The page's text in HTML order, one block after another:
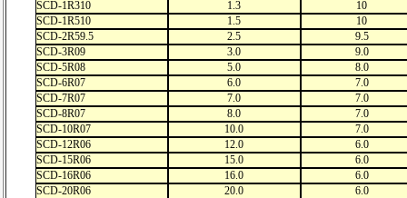
SCD-1R310
1.3
10
SCD-1R510
1.5
10
SCD-2R59.5
2.5
9.5
SCD-3R09
3.0
9.0
SCD-5R08
5.0
8.0
SCD-6R07
6.0
7.0
SCD-7R07
7.0
7.0
SCD-8R07
8.0
7.0
SCD-10R07
10.0
7.0
SCD-12R06
12.0
6.0
SCD-15R06
15.0
6.0
SCD-16R06
16.0
6.0
SCD-20R06
20.0
6.0